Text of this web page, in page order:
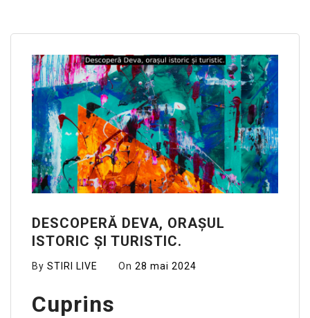
DESCOPERĂ DEVA, ORAȘUL
ISTORIC ȘI TURISTIC.
By STIRI LIVE On 28 mai 2024
Cuprins